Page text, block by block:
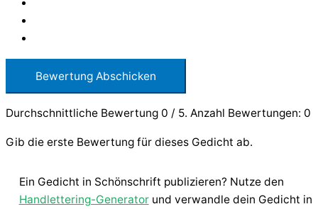
Bewertung Abschicken
Durchschnittliche Bewertung 0 / 5. Anzahl Bewertungen: 0
Gib die erste Bewertung für dieses Gedicht ab.
Ein Gedicht in Schönschrift publizieren? Nutze den
Handlettering-Generatorund verwandle dein Gedicht in